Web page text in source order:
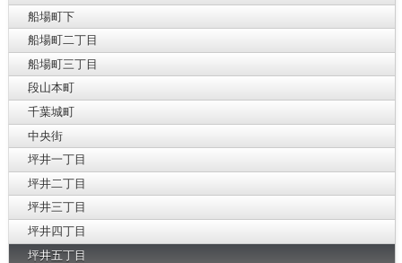
船場町下
船場町二丁目
船場町三丁目
段山本町
千葉城町
中央街
坪井一丁目
坪井二丁目
坪井三丁目
坪井四丁目
坪井五丁目